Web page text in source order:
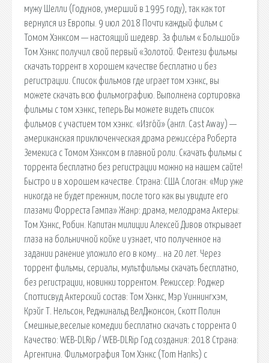
мужу Шелли (Годунов, умерший в 1995 году), так как тот
вернулся из Европы. 9 июл 2018 Почти каждый фильм с
Томом Хэнксом — настоящий шедевр. За фильм « Большой»
Том Хэнкс получил свой первый «Золотой. Фентези фильмы
скачать торрент в хорошем качестве бесплатно и без
регистрации. Список фильмов где играет том хэнкс, вы
можете скачать всю фильмографию. Выполнена сортировка
фильмы с том хэнкс, теперь Вы можете видеть список
фильмов с участием том хэнкс. «Изго́й» (англ. Cast Away) —
американская приключенческая драма режиссёра Роберта
Земекиса с Томом Хэнксом в главной роли. Скачать фильмы с
торрента бесплатно без регистрации можно на нашем сайте!
Быстро и в хорошем качестве. Страна: США Слоган: «Мир уже
никогда не будет прежним, после того как вы увидите его
глазами Форреста Гампа» Жанр: драма, мелодрама Актеры:
Том Хэнкс, Робин. Капитан милиции Алексей Дивов открывает
глаза на больничной койке и узнает, что полученное на
задании ранение уложило его в кому… на 20 лет. Через
торрент фильмы, сериалы, мультфильмы скачать бесплатно,
без регистрации, новинки торрентом. Режиссер: Роджер
Споттисвуд Актерский состав: Том Хэнкс, Мэр Уиннингхэм,
Крэйг Т. Нельсон, Реджинальд ВелДжонсон, Скотт Полин
Смешные,веселые комедии бесплатно скачать с торрента 0
Качество: WEB-DLRip / WEB-DLRip Год создания: 2018 Страна:
Аргентина. Фильмография Том Хэнкс (Tom Hanks) с